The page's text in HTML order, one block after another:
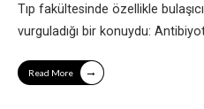
Tıp fakültesinde özellikle
vurguladığı bir konuydu:
Read More →